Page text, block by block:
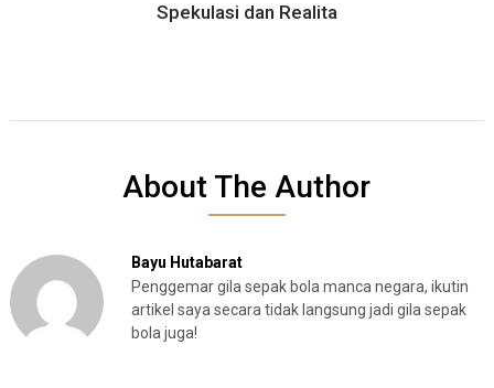
Spekulasi dan Realita
About The Author
Bayu Hutabarat
Penggemar gila sepak bola manca negara, ikutin
artikel saya secara tidak langsung jadi gila sepak
bola juga!